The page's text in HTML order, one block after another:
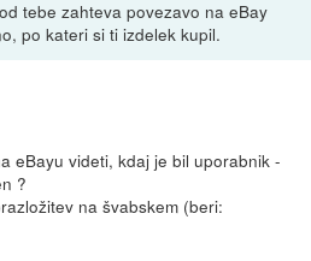
tebe zahteva povezavo na eBay
po kateri si ti izdelek kupil.
eBayu videti, kdaj je bil uporabnik -
?
na švabskem (beri: